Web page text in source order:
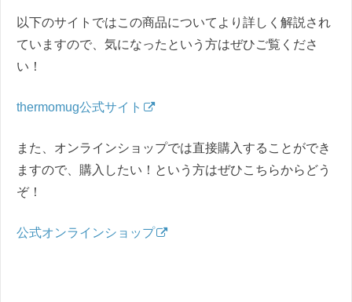
以下のサイトではこの商品についてより詳しく解説され
ていますので、気になったという方はぜひご覧くださ
い！
thermomug公式サイト
また、オンラインショップでは直接購入することができ
ますので、購入したい！という方はぜひこちらからどう
ぞ！
公式オンラインショップ